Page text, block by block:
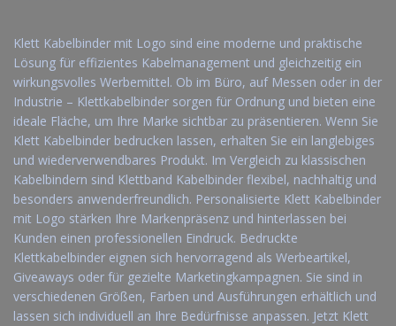
Klett Kabelbinder mit Logo sind eine moderne und praktische
Lösung für effizientes Kabelmanagement und gleichzeitig ein
wirkungsvolles Werbemittel. Ob im Büro, auf Messen oder in der
Industrie – Klettkabelbinder sorgen für Ordnung und bieten eine
ideale Fläche, um Ihre Marke sichtbar zu präsentieren. Wenn Sie
Klett Kabelbinder bedrucken lassen, erhalten Sie ein langlebiges
und wiederverwendbares Produkt. Im Vergleich zu klassischen
Kabelbindern sind Klettband Kabelbinder flexibel, nachhaltig und
besonders anwenderfreundlich. Personalisierte Klett Kabelbinder
mit Logo stärken Ihre Markenpräsenz und hinterlassen bei
Kunden einen professionellen Eindruck. Bedruckte
Klettkabelbinder eignen sich hervorragend als Werbeartikel,
Giveaways oder für gezielte Marketingkampagnen. Sie sind in
verschiedenen Größen, Farben und Ausführungen erhältlich und
lassen sich individuell an Ihre Bedürfnisse anpassen. Jetzt Klett